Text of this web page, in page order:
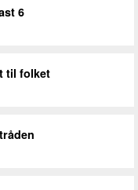
6
til folket